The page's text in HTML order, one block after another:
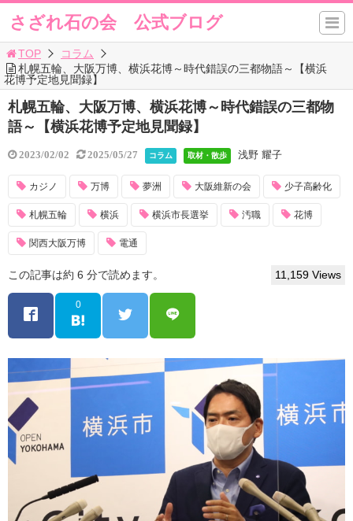
さざれ石の会 公式ブログ
TOP
コラム
札幌五輪、大阪万博、横浜花博～時代錯誤の三都物語～【横浜
花博予定地見聞録】
札幌五輪、大阪万博、横浜花博～時代錯誤の三都物
語～【横浜花博予定地見聞録】
2023/02/02 2025/05/27 コラム 取材・散歩 浅野 耀子
カジノ 万博 夢洲 大阪維新の会 少子高齢化
札幌五輪 横浜 横浜市長選挙 汚職 花博
関西大阪万博 電通
この記事は約 6 分で読めます。 11,159 Views
0